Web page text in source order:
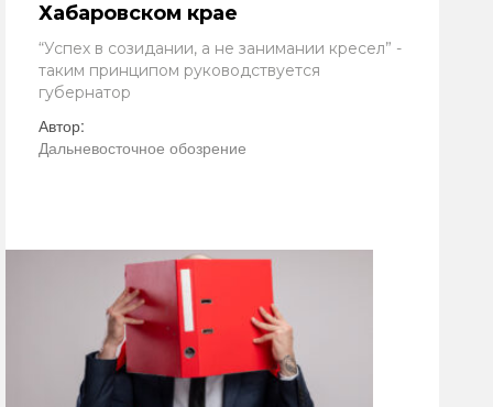
Хабаровском крае
“Успех в созидании, а не занимании кресел” -
таким принципом руководствуется
губернатор
Автор:
Дальневосточное обозрение